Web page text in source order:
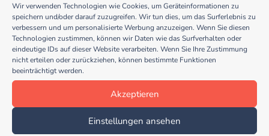
Wir verwenden Technologien wie Cookies, um Geräteinformationen zu
speichern und/oder darauf zuzugreifen. Wir tun dies, um das Surferlebnis zu
verbessern und um personalisierte Werbung anzuzeigen. Wenn Sie diesen
Technologien zustimmen, können wir Daten wie das Surfverhalten oder
eindeutige IDs auf dieser Website verarbeiten. Wenn Sie Ihre Zustimmung
nicht erteilen oder zurückziehen, können bestimmte Funktionen
beeinträchtigt werden.
Akzeptieren
Einstellungen ansehen
Melde dich jetzt für meinen
kostenlosen Kindergarten Ideen
Newsletter an...
… und erhalte regelmäßig tolle und kreative Tipps
für deinen Kindergarten Alltag!